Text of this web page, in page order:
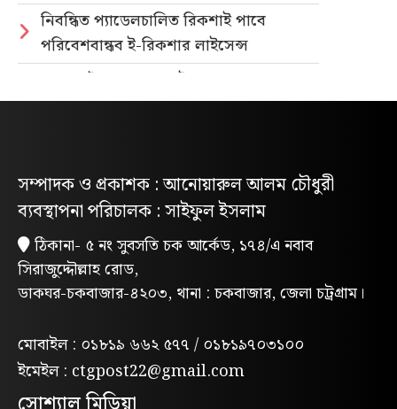
নিবন্ধিত প্যাডেলচালিত রিকশাই পাবে
পরিবেশবান্ধব ই-রিকশার লাইসেন্স
গণভোটের রায় ও জুলাই সনদ বাস্তবায়নের
দাবিতে লোহাগাড়ায় ছাত্রশিবিরের বিক্ষোভ
সন্ত্রাসীদের গ্রেপ্তারের দাবিতে পিসিসিপির
বিক্ষোভ”
লোহাগাড়ায় পরিবেশক অ্যাসোসিয়েশনের
উদ্যোগে বন্যাদুর্গতদের মাঝে ঢেউটিন বিতরণ
মন্দিরের পুকুরে মিলল তবলাশিল্পীর মরদেহ
লোহাগাড়ায় মাদকবিরোধী ম্যারাথন দৌড়, ফল
উৎসব ও পুরস্কার বিতরণী অনুষ্ঠিত
হাটহাজারীতে প্রাইভেটকার লক্ষ্য করে গুলি,
সম্পাদক ও প্রকাশক : আনোয়ারুল আলম চৌধুরী
ব্যবস্থাপনা পরিচালক : সাইফুল ইসলাম
ঠিকানা- ৫ নং সুবসতি চক আর্কেড, ১৭৪/এ নবাব
সিরাজুদ্দৌল্লাহ রোড,
ডাকঘর-চকবাজার-৪২০৩, থানা : চকবাজার, জেলা চট্রগ্রাম।
মোবাইল : ০১৮১৯ ৬৬২ ৫৭৭ / ০১৮১৯৭০৩১০০
ইমেইল : ctgpost22@gmail.com